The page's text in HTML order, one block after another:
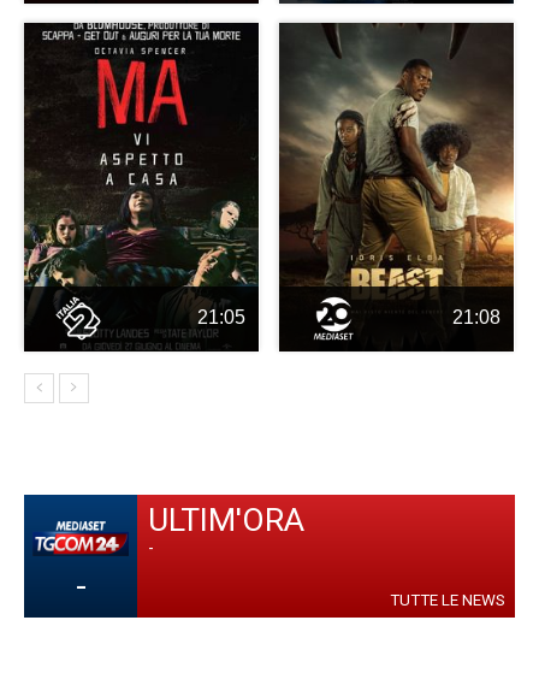
21:05 21:08
-
ULTIM'ORA
-
TUTTE LE NEWS